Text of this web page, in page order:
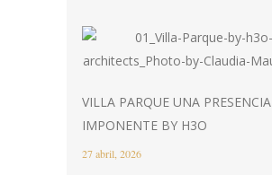
VILLA PARQUE UNA PRESENCIA
IMPONENTE BY H3O
27 abril, 2026